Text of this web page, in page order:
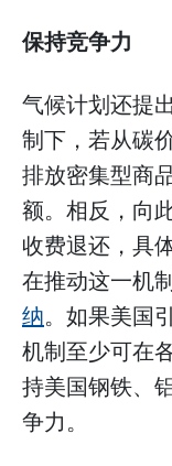
保持竞争力
气候计划还提
制下，若从碳
排放密集型商
额。相反，向
收费退还，具
在推动这一机
纳。如果美国
机制至少可在
持美国钢铁、
争力。